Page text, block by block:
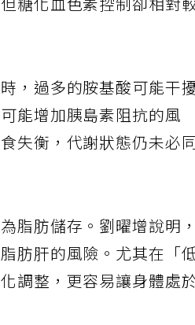
糖化血色素控制卻相對
，過多的胺基酸可能干
能增加胰島素阻抗的風
失衡，代謝狀態仍未必
脂肪儲存。劉曜增說明
肪肝的風險。尤其在「
調整，更容易讓身體處